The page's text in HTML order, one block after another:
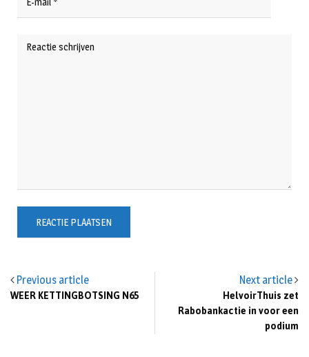
Previous article
WEER KETTINGBOTSING N65
Next article
HelvoirThuis zet
Rabobankactie in voor een
podium